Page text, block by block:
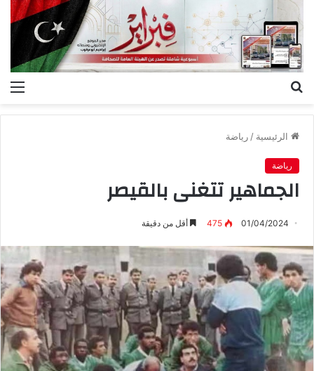
الرئيسية / رياضة
رياضة
الجماهير تتغنى بالقيصر
01/04/2024
475 أقل من دقيقة